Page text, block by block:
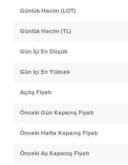
Günlük Hacim (LOT)
Günlük Hacim (TL)
Gün İçi En Düşük
Gün İçi En Yüksek
Açılış Fiyatı
Önceki Gün Kapanış Fiyatı
Önceki Hafta Kapanış Fiyatı
Önceki Ay Kapanış Fiyatı